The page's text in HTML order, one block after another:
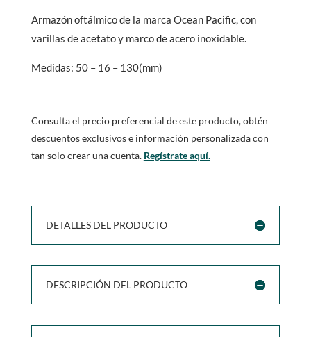
Armazón oftálmico de la marca Ocean Pacific, con
varillas de acetato y marco de acero inoxidable.
Medidas: 50 – 16 – 130(mm)
Consulta el precio preferencial de este producto, obtén
descuentos exclusivos e información personalizada con
tan solo crear una cuenta. Regístrate aquí.
DETALLES DEL PRODUCTO
DESCRIPCIÓN DEL PRODUCTO